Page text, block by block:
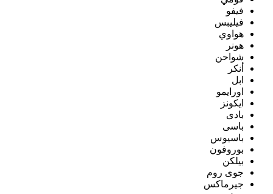
فيفو
فيليبس
هواوي
هونر
شواحن
أنكر
ابل
اورايمو
ايكونز
بادى
باسى
باسيوس
بوروفون
بيلكن
جوى روم
جيرماكس